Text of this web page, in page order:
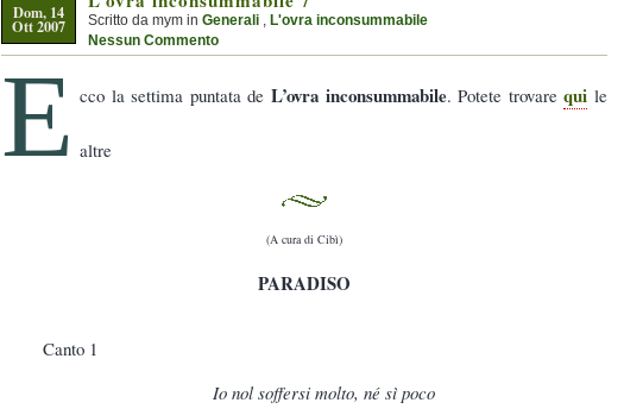
Dom, 14
Ott 2007 Scritto da mym in Generali
L'ovra inconsummabile
Nessun Commento
E cco la settima puntata de L’ovra inconsummabile. Potete trovarequi le
altre
(A cura di Cibì)
PARADISO
Canto 1
Io nol soffersi molto, né sì poco